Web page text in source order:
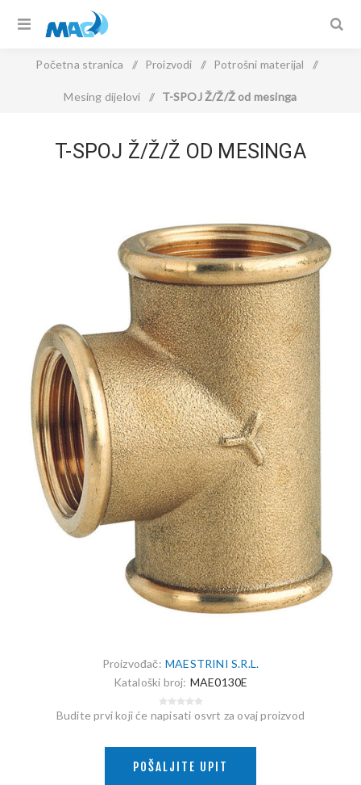
Početna stranica / Proizvodi / Potrošni materijal /
Mesing dijelovi / T-SPOJ Ž/Ž/Ž od mesinga
T-SPOJ Ž/Ž/Ž OD MESINGA
Proizvođač: MAESTRINI S.R.L.
Kataloški broj: MAE0130E
Budite prvi koji će napisati osvrt za ovaj proizvod
POŠALJITE UPIT